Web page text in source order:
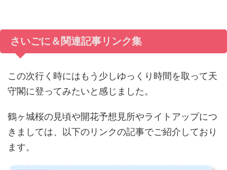
さいごに＆関連記事リンク集
この次行く時にはもう少しゆっくり時間を取って天
守閣に登ってみたいと感じました。
鶴ヶ城桜の見頃や開花予想見所やライトアップにつ
きましては、以下のリンクの記事でご紹介しており
ます。